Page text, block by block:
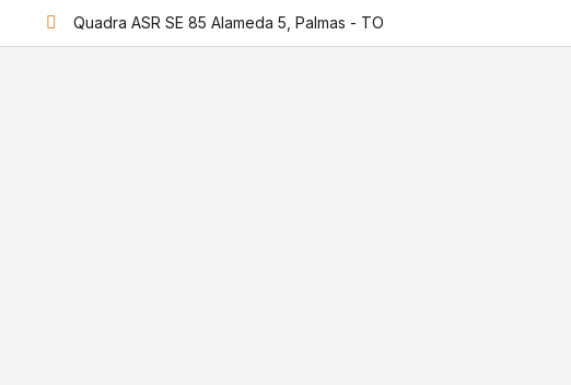
Quadra ASR SE 85 Alameda 5, Palmas - TO